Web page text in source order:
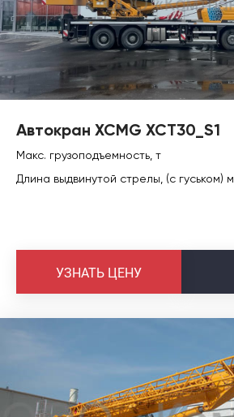
Автокран XCMG XCT30_S1
Макс. грузоподъемность, т
Длина выдвинутой стрелы, (с гуськом) м
УЗНАТЬ ЦЕНУ